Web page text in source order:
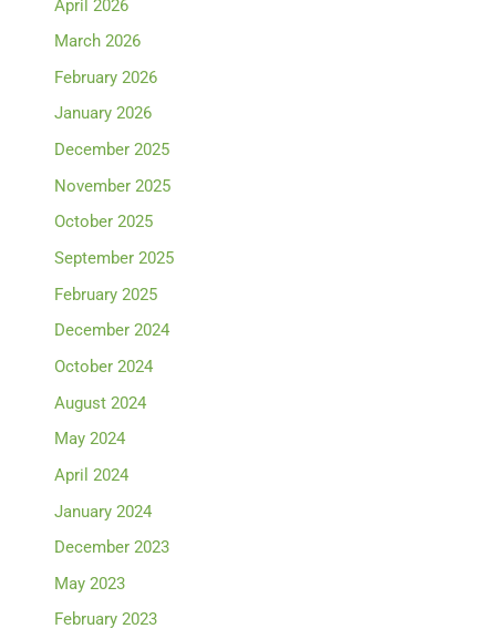
April 2026
March 2026
February 2026
January 2026
December 2025
November 2025
October 2025
September 2025
February 2025
December 2024
October 2024
August 2024
May 2024
April 2024
January 2024
December 2023
May 2023
February 2023